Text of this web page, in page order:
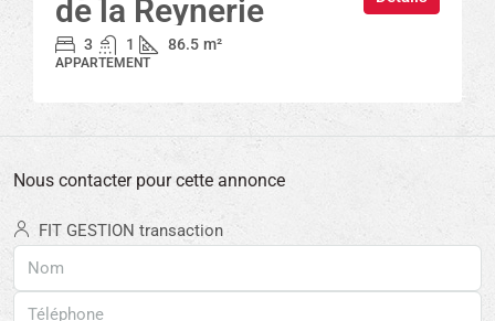
de la Reynerie
3 1 86.5 m²
APPARTEMENT
Nous contacter pour cette annonce
FIT GESTION transaction